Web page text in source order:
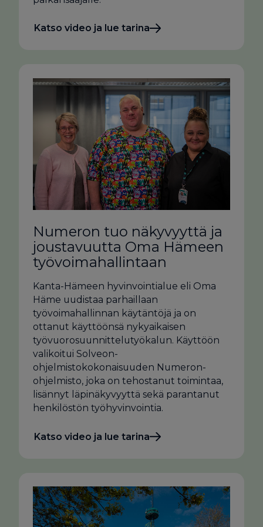
Katso video ja lue tarina
Numeron tuo näkyvyyttä ja
joustavuutta Oma Hämeen
työvoimahallintaan
Kanta-Hämeen hyvinvointialue eli Oma
Häme uudistaa parhaillaan
työvoimahallinnan käytäntöjä ja on
ottanut käyttöönsä nykyaikaisen
työvuorosuunnittelutyökalun. Käyttöön
valikoitui Solveon-
ohjelmistokokonaisuuden Numeron-
ohjelmisto, joka on tehostanut toimintaa,
lisännyt läpinäkyvyyttä sekä parantanut
henkilöstön työhyvinvointia.
Katso video ja lue tarina